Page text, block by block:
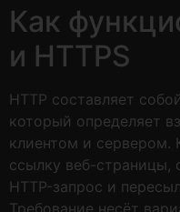
Как
и HTTPS
HTTP составляет
который определяет
клиентом и сервером.
ссылку веб-страницы,
HTTP-запрос и
Требование несёт